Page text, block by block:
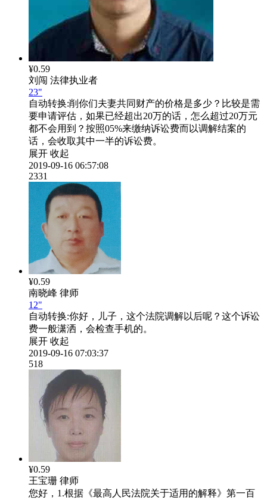
¥0.59
刘闯 法律执业者
23"
自动转换:削你们夫妻共同财产的价格是多少？比较是需
要申请评估，如果已经超出20万的话，怎么超过20万元
都不会用到？按照05%来缴纳诉讼费而以调解结案的
话，会收取其中一半的诉讼费。
展开 收起
2019-09-16 06:57:08
2331
¥0.59
南晓峰 律师
12"
自动转换:你好，儿子，这个法院调解以后呢？这个诉讼
费一般潇洒，会检查手机的。
展开 收起
2019-09-16 07:03:37
518
¥0.59
王宝珊 律师
您好，1.根据《最高人民法院关于适用的解释》第一百